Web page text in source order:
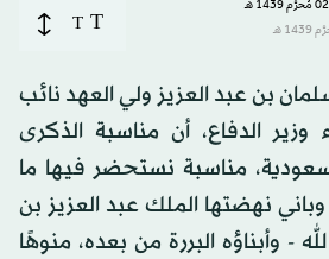
T
T
بن عبد العزيز ولي العهد نائب
الدفاع، أن مناسبة الذكرى
مناسبة نستحضر فيها ما
نهضتها الملك عبد العزيز بن
- وأبناؤه البررة من بعده، منوهًا